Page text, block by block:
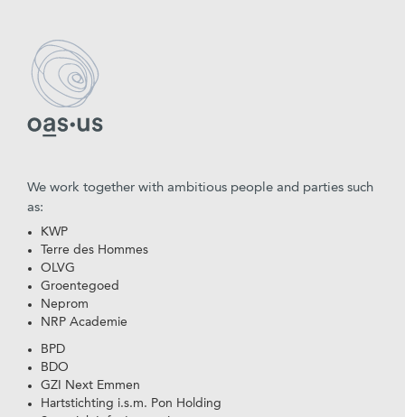
We work together with ambitious people and parties such
as:
KWP
Terre des Hommes
OLVG
Groentegoed
Neprom
NRP Academie
BPD
BDO
GZI Next Emmen
Hartstichting i.s.m. Pon Holding